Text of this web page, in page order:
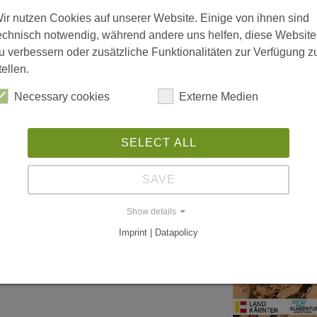
rund um Klimawandel und
Anstöße für eine nachhaltige
auf unterhaltsame Weise
und globalen
wie jede:r einzelne
bis zu Erwachsenen
selber zu gestalten. Schulen
vertreten. Komm vorbei,
nutzen Cookies auf unserer Website. Einige von ihnen sind
notwendig, während andere uns helfen, diese Website
verbessern oder zusätzliche Funktionalitäten zur Verfügung
Necessary cookies Externe Medien
SELECT ALL
SAVE
Show details
Imprint | Datapolicy